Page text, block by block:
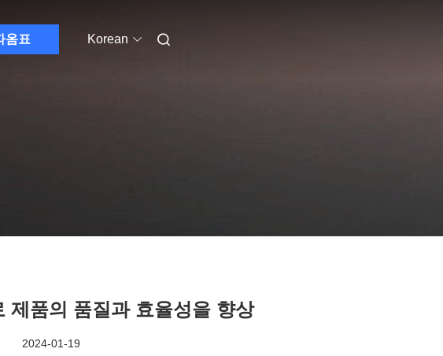
옴표 Korean
제품의 품질과 효율성을 향상
2024-01-19